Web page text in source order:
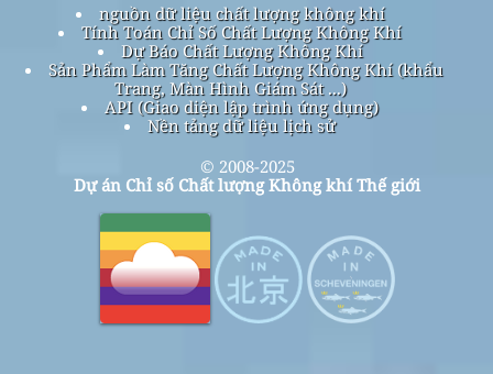
nguồn dữ liệu chất lượng không khí
Tính Toán Chỉ Số Chất Lượng Không Khí
Dự Báo Chất Lượng Không Khí
Sản Phẩm Làm Tăng Chất Lượng Không Khí (khẩu
Trang, Màn Hình Giám Sát ...)
API (Giao diện lập trình ứng dụng)
Nền tảng dữ liệu lịch sử
© 2008-2025
Dự án Chỉ số Chất lượng Không khí Thế giới